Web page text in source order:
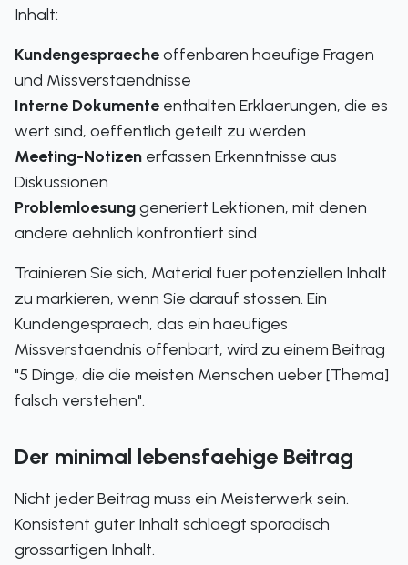
Inhalt:
Kundengespraecheoffenbaren haeufige Fragen
und Missverstaendnisse
Interne Dokumente enthalten Erklaerungen, die es
wert sind, oeffentlich geteilt zu werden
Meeting-Notizen erfassen Erkenntnisse aus
Diskussionen
Problemloesunggeneriert Lektionen, mit denen
andere aehnlich konfrontiert sind
Trainieren Sie sich, Material fuer potenziellen Inhalt
zu markieren, wenn Sie darauf stossen. Ein
Kundengespraech, das ein haeufiges
Missverstaendnis offenbart, wird zu einem Beitrag
"5 Dinge, die die meisten Menschen ueber [Thema]
falsch verstehen".
Der minimal lebensfaehige Beitrag
Nicht jeder Beitrag muss ein Meisterwerk sein.
Konsistent guter Inhalt schlaegt sporadisch
grossartigen Inhalt.